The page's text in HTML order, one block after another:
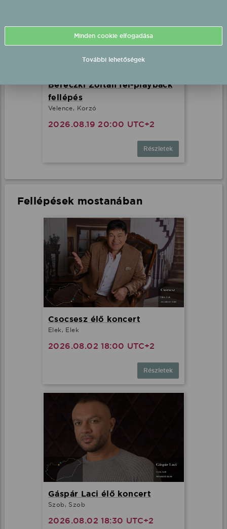
Bereczki Zoltán fél-playback
fellépés
Velence, Korzó
2026.08.19 20:00 UTC+2
Részletek
Fellépések mostanában
Csocsesz élő koncert
Elek, Elek
2026.08.02 18:00 UTC+2
Részletek
Gáspár Laci élő koncert
Szob, Szob
2026.08.02 18:30 UTC+2
Minden cookie elfogadása
További lehetőségek